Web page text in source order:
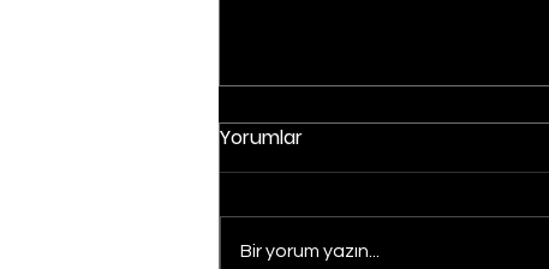
Yorumlar
Bir yorum yazın...